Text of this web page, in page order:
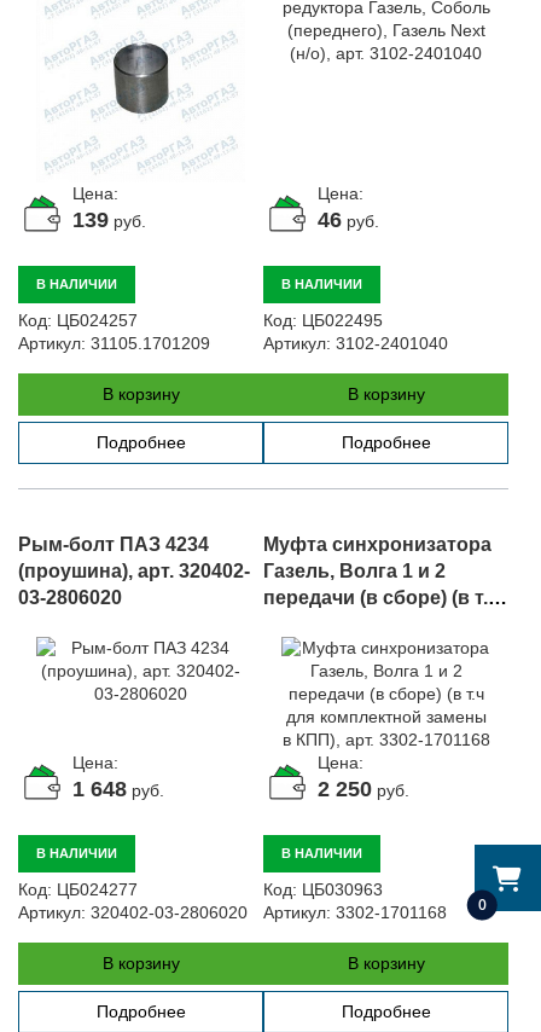
0
Цена:
139 руб.
В НАЛИЧИИ
Код: ЦБ024257
Артикул: 31105.1701209
В корзину
Подробнее
Цена:
46 руб.
В НАЛИЧИИ
Код: ЦБ022495
Артикул: 3102-2401040
В корзину
Подробнее
Рым-болт ПАЗ 4234
(проушина), арт. 320402-
03-2806020
Цена:
1 648 руб.
В НАЛИЧИИ
Код: ЦБ024277
Артикул: 320402-03-2806020
В корзину
Подробнее
Муфта синхронизатора
Газель, Волга 1 и 2
передачи (в сборе) (в т.ч
замены в КПП), арт. 3302-
1701168
Цена:
2 250 руб.
В НАЛИЧИИ
Код: ЦБ030963
Артикул: 3302-1701168
В корзину
Подробнее